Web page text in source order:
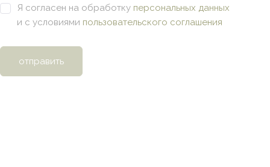
Я согласен на обработку персональных данных
и с условиями пользовательского соглашения
отправить